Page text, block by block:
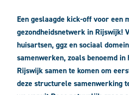
Een geslaagde kick-off voor een
gezondheidsnetwerk in Rijswijk!
huisartsen, ggz en sociaal
samenwerken, zoals benoemd in
Rijswijk samen te komen om
deze structurele samenwerking